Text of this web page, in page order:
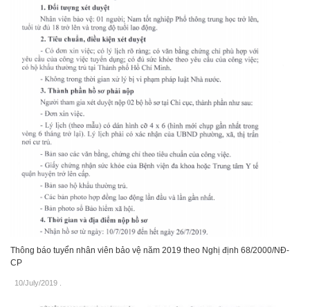
Thông báo tuyển nhân viên bảo vệ năm 2019 theo Nghị định 68/2000/NĐ-
CP
10/July/2019